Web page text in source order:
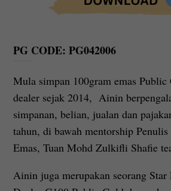
PG CODE: PG042006
Mula simpan 100gram emas
dealer sejak 2014, Ainin
simpanan, belian, jualan dan
tahun, di bawah mentorship
Emas, Tuan Mohd Zulkifli Shafie
Ainin juga merupakan seorang Star